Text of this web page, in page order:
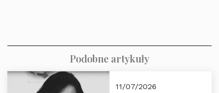
Podobne artykuły
11/07/2026